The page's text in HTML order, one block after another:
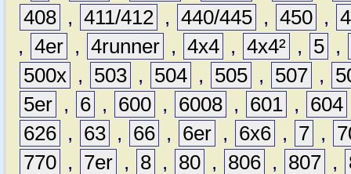
408 , 411/412 , 440/445 , 450 ,
, 4er , 4runner , 4x4 , 4x4² , 5 ,
500x , 503 , 504 , 505 , 507 ,
5er , 6 , 600 , 6008 , 601 , 604
626 , 63 , 66 , 6er , 6x6 , 7 ,
770 , 7er , 8 , 80 , 806 , 807 ,